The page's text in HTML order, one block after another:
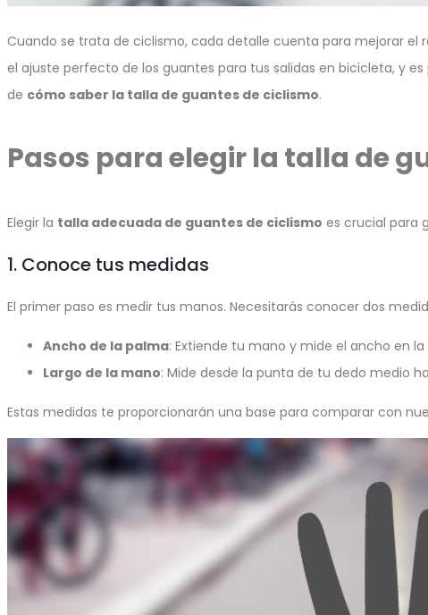
Cuando se trata de ciclismo, cada detalle cuenta para mejorar
el ajuste perfecto de los guantes para tus salidas en bicicleta, y
de cómo saber la talla de guantes de ciclismo.
Pasos para elegir la talla de
Elegir la talla adecuada de guantes de ciclismo es crucial para
1. Conoce tus medidas
El primer paso es medir tus manos. Necesitarás conocer dos
Ancho de la palma: Extiende tu mano y mide el ancho en
Largo de la mano: Mide desde la punta de tu dedo medio
Estas medidas te proporcionarán una base para comparar con